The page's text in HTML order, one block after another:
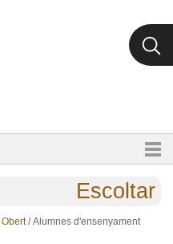
Escoltar
/Alumnes d'ensenyament